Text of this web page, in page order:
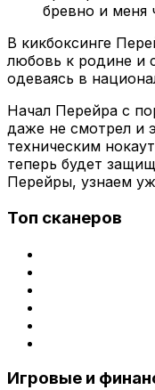
бревно и меня
В кикбоксинге
любовь к родине и
одеваясь в
Начал Перейра с
даже не смотрел и
техническим
теперь будет
Перейры, узнаем
Топ сканеров
Игровые и